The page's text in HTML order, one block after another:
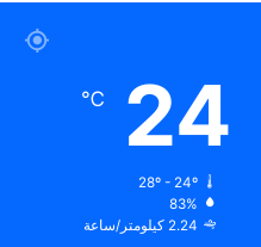
24
℃
28º - 24º
83%
2.24 كيلومتر/ساعة